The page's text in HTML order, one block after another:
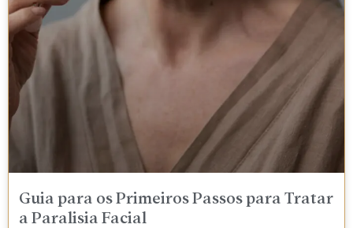
Guia para os Primeiros Passos para Tratar
a Paralisia Facial